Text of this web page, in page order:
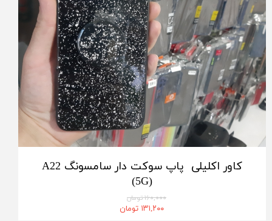
کاور اکلیلی پاپ سوکت دار سامسونگ A22
(5G)
۱۶۰,۰۰۰ تومان
۱۳۱,۲۰۰ تومان